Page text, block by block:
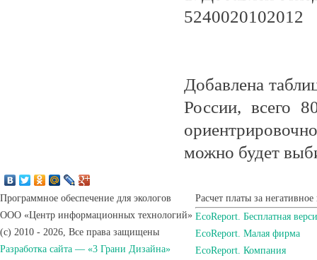
5240020102012
Добавлена
России, всего
можно будет
Программное обеспечение для экологов
ООО «Центр информационных технологий»
(c) 2010 - 2026, Все права защищены
Разработка сайта — «3 Грани Дизайна»
Расчет платы за
EcoReport. Бесплатная
EcoReport. Малая фирма
EcoReport. Компания